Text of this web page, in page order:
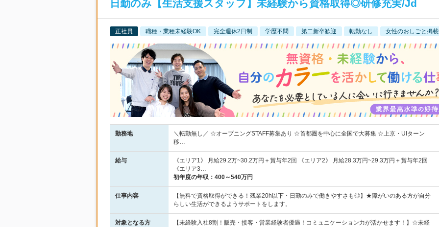
日勤のみ【生活支援スタッフ】未経験から資格取得◎研修充実/Jd
正社員 職種・業種未経験OK 完全週休2日制 学歴不問 第二新卒歓迎 転勤なし 女性のおしごと掲
勤務地
＼転勤無し／ ☆オープニングSTAFF募集あり ☆首都圏を中心に全国で大募集 ☆上京・UIターン
移…
給与
《エリア1》 月給29.2万~30.2万円＋賞与年2回 《エリア2》 月給28.3万円~29.3万円＋賞与年2回
《エリア3…
初年度の年収： 400～540万円
仕事内容
【無料で資格取得ができる！残業20h以下・日勤のみで働きやすさも◎】★障がいのある方が自分
らしい生活ができるようサポートをします。
対象となる方
【未経験入社8割！販売・接客・営業経験者優遇！コミュニケーション力が活かせます！】☆未経